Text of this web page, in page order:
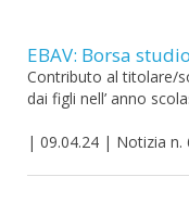
EBAV: Borsa
Contributo al titolare/
dai figli nell’ anno
| 09.04.24 | Notizia n.